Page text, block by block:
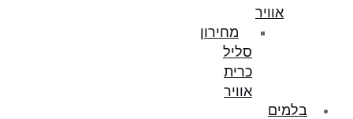
אוויר
מחירון
סליל
כרית
אוויר
בלמים